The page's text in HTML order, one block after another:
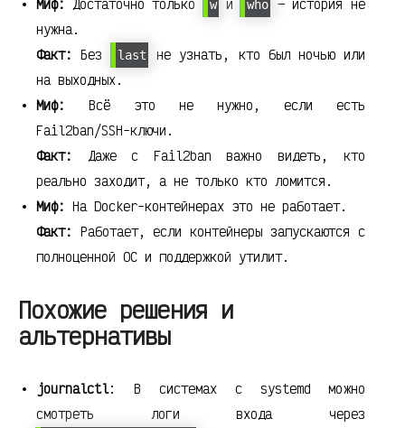
Миф: Достаточно только w и who
— история не
нужна.
Факт: Без last
не узнать, кто был ночью или
на выходных.
Миф:
Всё это не нужно, если есть
Fail2ban/SSH-ключи.
Факт:
Даже с Fail2ban важно видеть, кто
реально заходит, а не только кто ломится.
Миф: На Docker-контейнерах это не работает.
Факт: Работает, если контейнеры запускаются с
полноценной ОС и поддержкой утилит.
Похожие решения и
альтернативы
journalctl: В системах с systemd можно
смотреть логи входа через